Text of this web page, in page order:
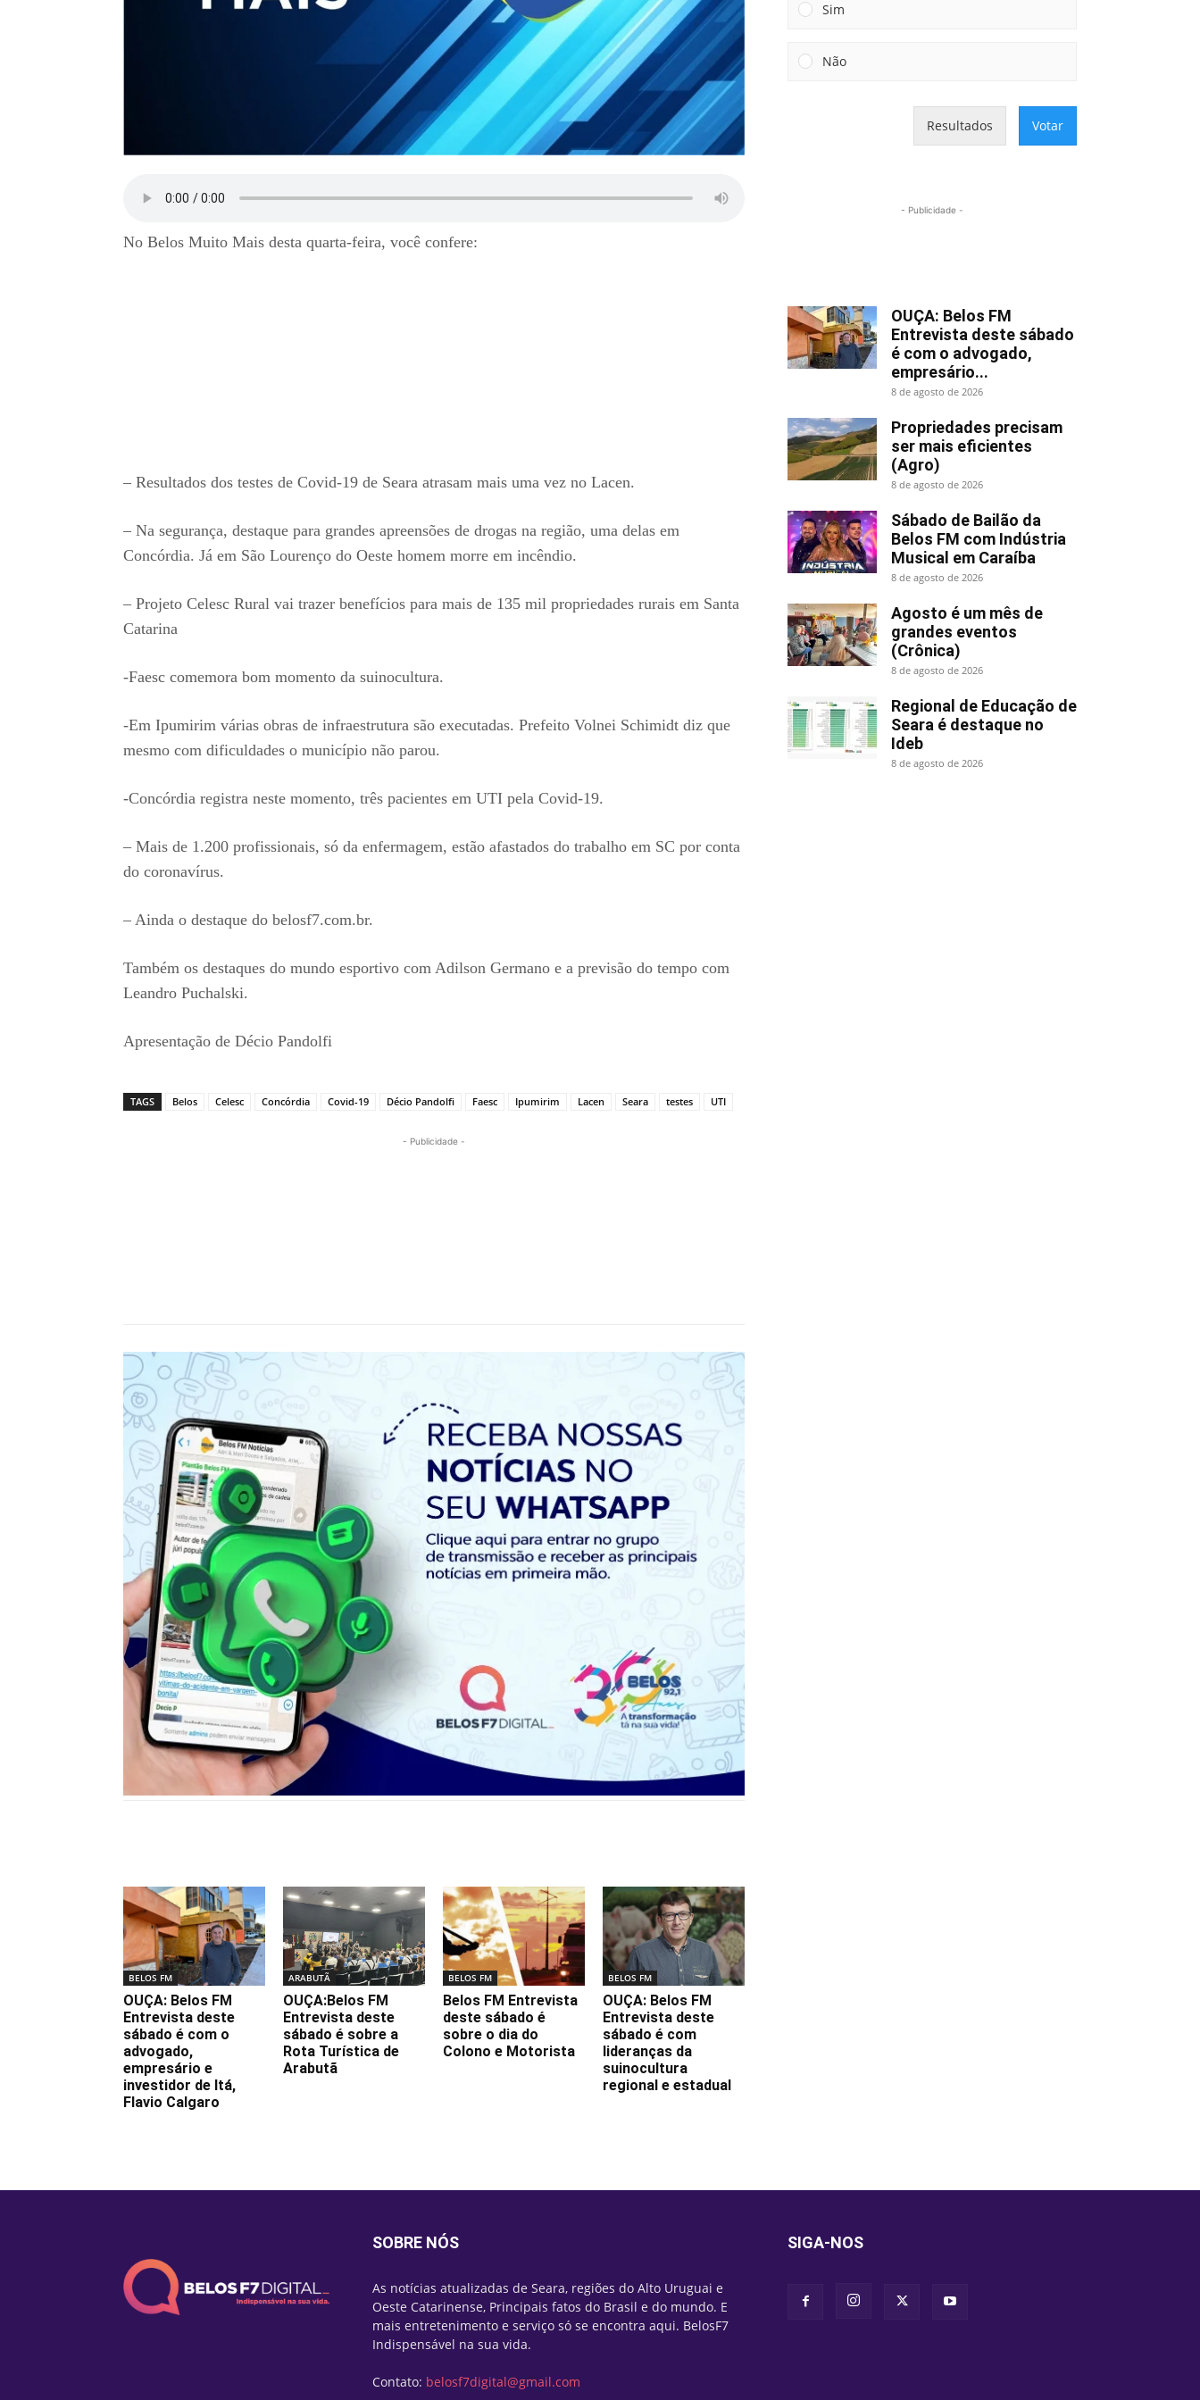
No Belos Muito Mais desta quarta-feira, você confere:
– Resultados dos testes de Covid-19 de Seara atrasam mais uma vez no Lacen.
– Na segurança, destaque para grandes apreensões de drogas na região, uma delas em
Concórdia. Já em São Lourenço do Oeste homem morre em incêndio.
– Projeto Celesc Rural vai trazer benefícios para mais de 135 mil propriedades rurais em Santa
Catarina
-Faesc comemora bom momento da suinocultura.
-Em Ipumirim várias obras de infraestrutura são executadas. Prefeito Volnei Schimidt diz que
mesmo com dificuldades o município não parou.
-Concórdia registra neste momento, três pacientes em UTI pela Covid-19.
– Mais de 1.200 profissionais, só da enfermagem, estão afastados do trabalho em SC por conta
do coronavírus.
– Ainda o destaque do belosf7.com.br.
Também os destaques do mundo esportivo com Adilson Germano e a previsão do tempo com
Leandro Puchalski.
Apresentação de Décio Pandolfi
TAGS Belos Celesc Concórdia Covid-19 Décio Pandolfi Faesc Ipumirim Lacen Seara testes UTI
- Publicidade -
BELOS FM
OUÇA: Belos FM
Entrevista deste
sábado é com o
advogado,
empresário e
investidor de Itá,
Flavio Calgaro
ARABUTÃ
OUÇA:Belos FM
Entrevista deste
sábado é sobre a
Rota Turística de
Arabutã
BELOS FM
Belos FM Entrevista
deste sábado é
sobre o dia do
Colono e Motorista
BELOS FM
OUÇA: Belos FM
Entrevista deste
sábado é com
lideranças da
suinocultura
regional e estadual
Sim
Não
Resultados Votar
- Publicidade -
OUÇA: Belos FM
Entrevista deste sábado
é com o advogado,
empresário...
8 de agosto de 2026
Propriedades precisam
ser mais eficientes
(Agro)
8 de agosto de 2026
Sábado de Bailão da
Belos FM com Indústria
Musical em Caraíba
8 de agosto de 2026
Agosto é um mês de
grandes eventos
(Crônica)
8 de agosto de 2026
Regional de Educação de
Seara é destaque no
Ideb
8 de agosto de 2026
SOBRE NÓS
As notícias atualizadas de Seara, regiões do Alto Uruguai e
Oeste Catarinense, Principais fatos do Brasil e do mundo. E
mais entretenimento e serviço só se encontra aqui. BelosF7
Indispensável na sua vida.
Contato: belosf7digital@gmail.com
SIGA-NOS